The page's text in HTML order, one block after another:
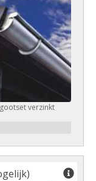
verzinkt